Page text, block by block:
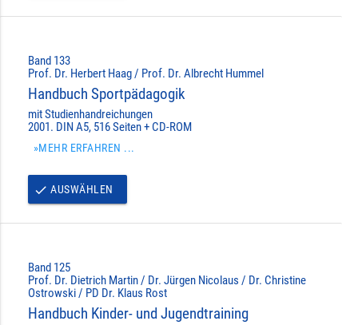
Band 133
Prof. Dr. Herbert Haag / Prof. Dr. Albrecht Hummel
Handbuch Sportpädagogik
mit Studienhandreichungen
2001. DIN A5, 516 Seiten + CD-ROM
»MEHR ERFAHREN ...
done AUSWÄHLEN
Band 125
Prof. Dr. Dietrich Martin / Dr. Jürgen Nicolaus / Dr. Christine
Ostrowski / PD Dr. Klaus Rost
Handbuch Kinder- und Jugendtraining